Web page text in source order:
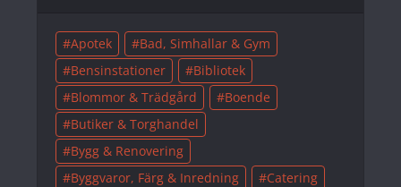
Apotek
Bad, Simhallar & Gym
Bensinstationer
Bibliotek
Blommor & Trädgård
Boende
Butiker & Torghandel
Bygg & Renovering
Byggvaror, Färg & Inredning
Catering